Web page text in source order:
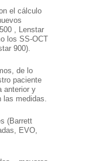
el cálculo
, Lenstar
los SS-OCT
900).
de lo
paciente
anterior y
medidas.
(Barrett
EVO,